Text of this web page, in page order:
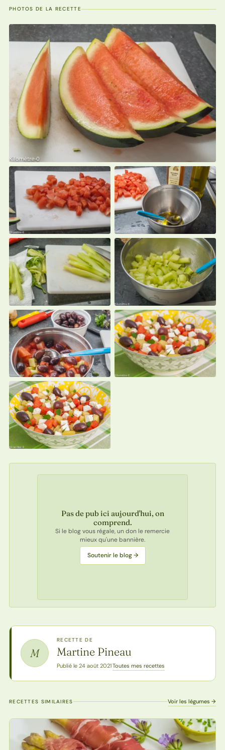
PHOTOS DE LA RECETTE
Pas de pub ici aujourd'hui, on
comprend.
Si le blog vous régale, un don le remercie
mieux qu'une bannière.
Soutenir le blog →
M
RECETTE DE
Martine Pineau
Publié le 24 août 2021·Toutes mes recettes
RECETTES SIMILAIRES Voir les légumes →